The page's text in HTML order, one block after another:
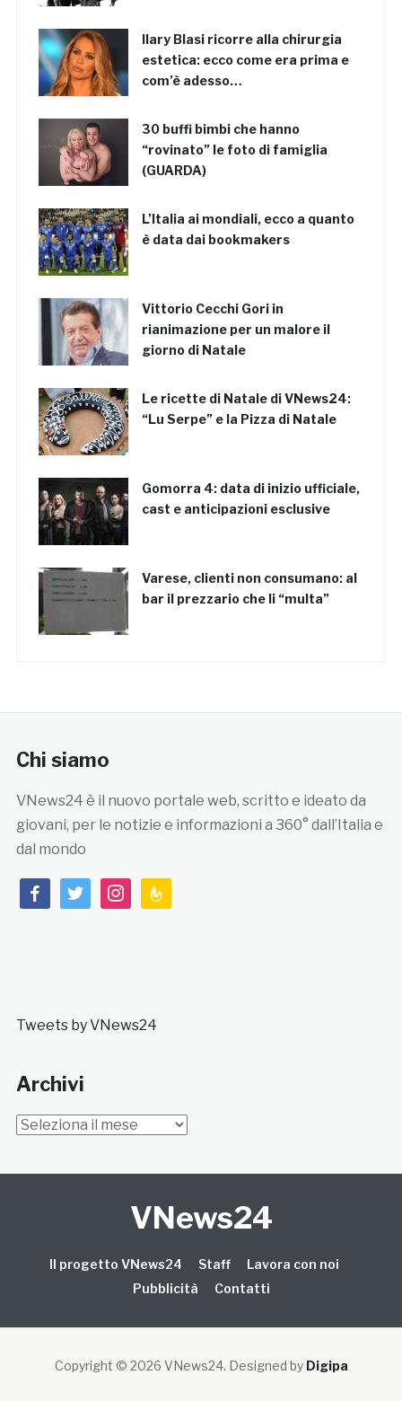
Ilary Blasi ricorre alla chirurgia
estetica: ecco come era prima e
com’è adesso…
30 buffi bimbi che hanno
“rovinato” le foto di famiglia
(GUARDA)
L’Italia ai mondiali, ecco a quanto
è data dai bookmakers
Vittorio Cecchi Gori in
rianimazione per un malore il
giorno di Natale
Le ricette di Natale di VNews24:
“Lu Serpe” e la Pizza di Natale
Gomorra 4: data di inizio ufficiale,
cast e anticipazioni esclusive
Varese, clienti non consumano: al
bar il prezzario che li “multa”
Chi siamo
VNews24 è il nuovo portale web, scritto e ideato da
giovani, per le notizie e informazioni a 360° dall’Italia e
dal mondo
facebooktwitterinstagramfeedburner
Tweets by VNews24
Archivi
Archivi
VNews24
Il progetto VNews24 Staff
Lavora con noi
Pubblicità
Contatti
Copyright © 2026 VNews24. Designed by Digipa